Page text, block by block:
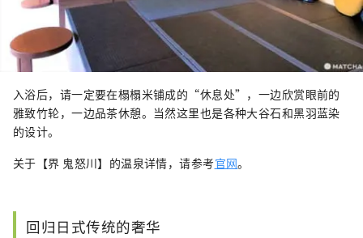
入浴后，请一定要在榻榻米铺成的“休息处”，一边欣赏眼前的
雅致竹轮，一边品茶休憩。当然这里也是各种大谷石和黑羽蓝染
的设计。
关于【界 鬼怒川】的温泉详情，请参考官网。
回归日式传统的奢华